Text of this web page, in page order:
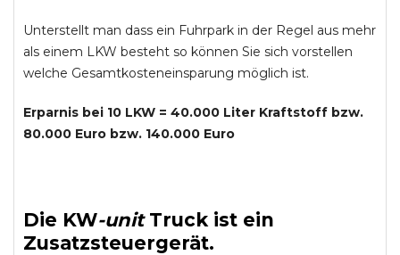
Unterstellt man dass ein Fuhrpark in der Regel aus mehr
als einem LKW besteht so können Sie sich vorstellen
welche Gesamtkosteneinsparung möglich ist.
Erparnis bei 10 LKW = 40.000 Liter Kraftstoff bzw.
80.000 Euro bzw. 140.000 Euro
Die KW-unit Truckist ein
Zusatzsteuergerät.